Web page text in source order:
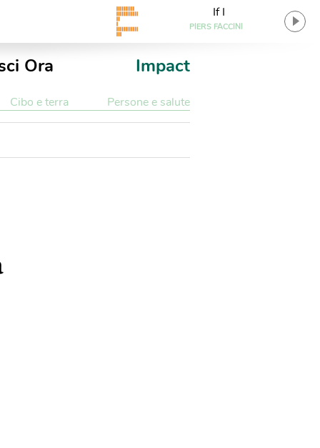
If I
PIERS FACCINI
Ora Impact
Cibo e terra Persone e salute